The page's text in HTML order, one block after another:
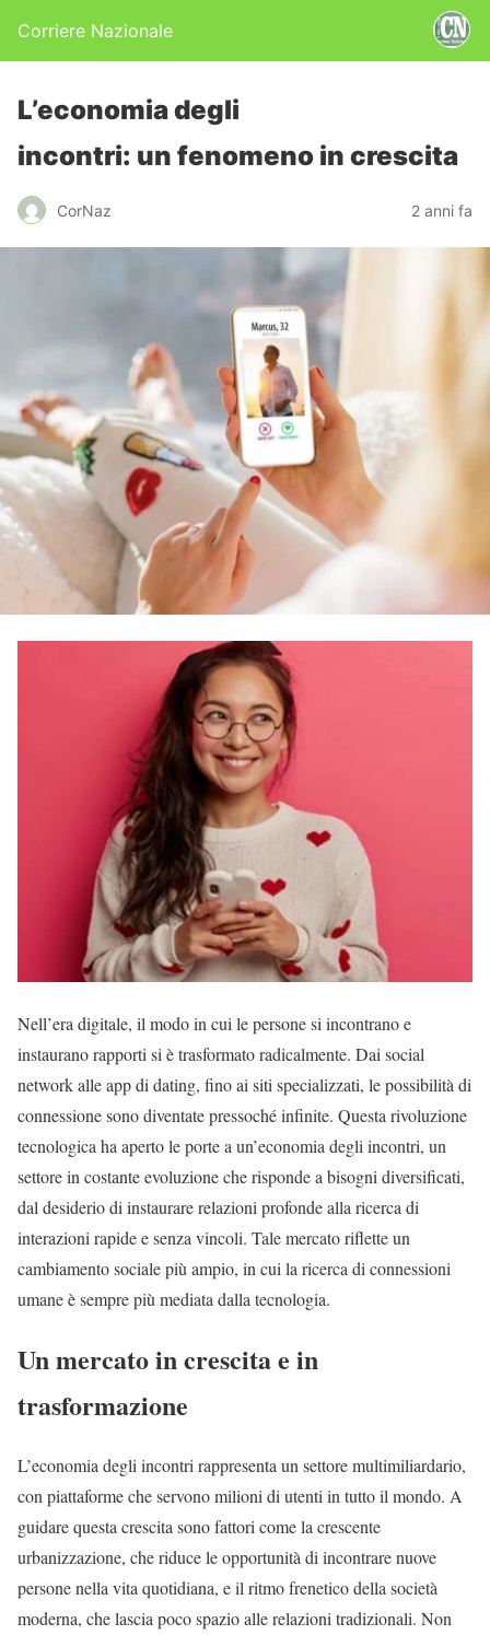
Corriere Nazionale
L’economia degli
incontri: un fenomeno in crescita
CorNaz 2 anni fa
Nell’era digitale, il modo in cui le persone si incontrano e
instaurano rapporti si è trasformato radicalmente. Dai social
network alle app di dating, fino ai siti specializzati, le possibilità di
connessione sono diventate pressoché infinite. Questa rivoluzione
tecnologica ha aperto le porte a un’economia degli incontri, un
settore in costante evoluzione che risponde a bisogni diversificati,
dal desiderio di instaurare relazioni profonde alla ricerca di
interazioni rapide e senza vincoli. Tale mercato riflette un
cambiamento sociale più ampio, in cui la ricerca di connessioni
umane è sempre più mediata dalla tecnologia.
Un mercato in crescita e in
trasformazione
L’economia degli incontri rappresenta un settore multimiliardario,
con piattaforme che servono milioni di utenti in tutto il mondo. A
guidare questa crescita sono fattori come la crescente
urbanizzazione, che riduce le opportunità di incontrare nuove
persone nella vita quotidiana, e il ritmo frenetico della società
moderna, che lascia poco spazio alle relazioni tradizionali. Non